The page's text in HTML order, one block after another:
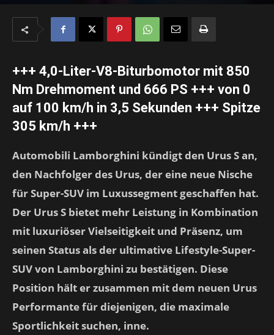
+++ 4,0-Liter-V8-Biturbomotor mit 850
Nm Drehmoment und 666 PS +++ von 0
auf 100 km/h in 3,5 Sekunden +++ Spitze
305 km/h +++
Automobili Lamborghini kündigt den Urus S an,
den Nachfolger des Urus, der eine neue Nische
für Super-SUV im Luxussegment geschaffen hat.
Der Urus S bietet mehr Leistung in Kombination
mit luxuriöser Vielseitigkeit und Präsenz, um
seinen Status als der ultimative Lifestyle-Super-
SUV von Lamborghini zu bestätigen. Diese
Position hält er zusammen mit dem neuen Urus
Performante für diejenigen, die maximale
Sportlichkeit suchen, inne.